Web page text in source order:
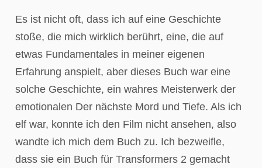
Es ist nicht oft, dass ich auf eine Geschichte
stoße, die mich wirklich berührt, eine, die auf
etwas Fundamentales in meiner eigenen
Erfahrung anspielt, aber dieses Buch war eine
solche Geschichte, ein wahres Meisterwerk der
emotionalen Der nächste Mord und Tiefe. Als ich
elf war, konnte ich den Film nicht ansehen, also
wandte ich mich dem Buch zu. Ich bezweifle,
dass sie ein Buch für Transformers 2 gemacht